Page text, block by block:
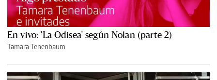
En vivo: 'La Odisea' según Nolan (parte 2)
Tamara Tenenbaum